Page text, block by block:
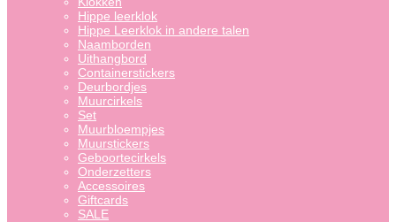
Hippe leerklok
Hippe Leerklok in andere talen
Naamborden
Uithangbord
Containerstickers
Deurbordjes
Muurcirkels
Set
Muurbloempjes
Muurstickers
Geboortecirkels
Onderzetters
Accessoires
Giftcards
SALE